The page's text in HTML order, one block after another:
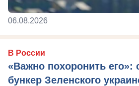
06.08.2026
В России
«Важно похоронить его»:
бункер Зеленского